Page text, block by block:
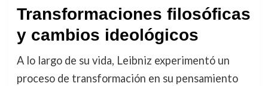
Transformaciones filosóficas
y cambios ideológicos
A lo largo de su vida, Leibniz experimentó un
proceso de transformación en su pensamiento